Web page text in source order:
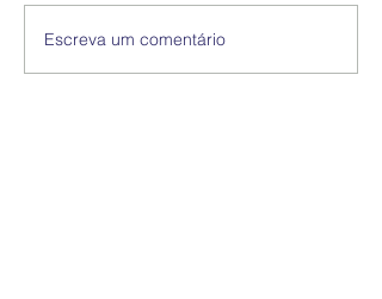
Escreva um comentário